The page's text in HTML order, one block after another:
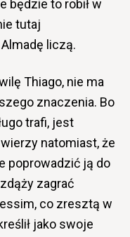
będzie to robił w
tutaj
liczą.
Thiago, nie ma
znaczenia. Bo
trafi, jest
natomiast, że
poprowadzić ją do
zagrać
co zresztą w
jako swoje